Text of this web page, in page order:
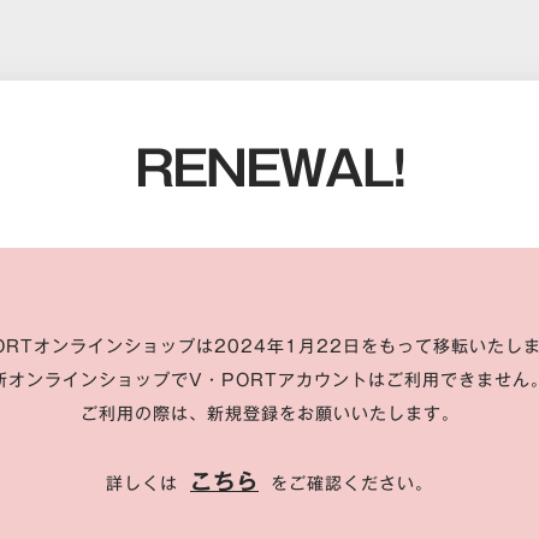
RENEWAL!
オンラインショップは2024年1月22日をもって移転いたしま
オンラインショップでV・PORTアカウントはご利用できません。
ご利用の際は、新規登録をお願いいたします。
詳しくは こちら をご確認ください。